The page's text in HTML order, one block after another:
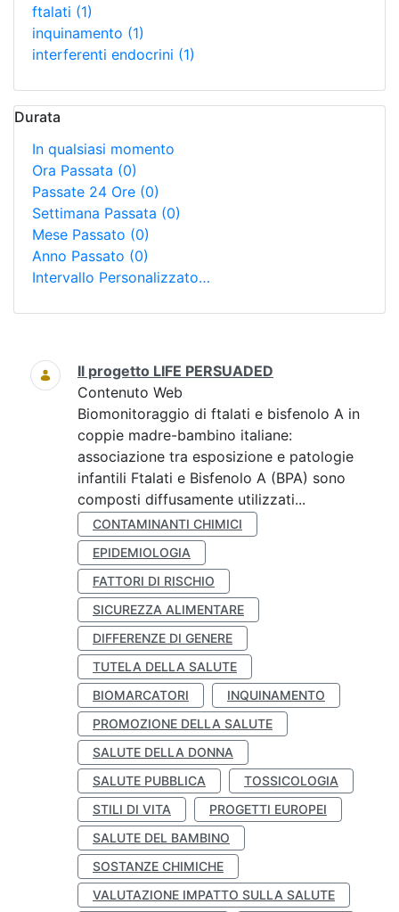
ftalati (1)
inquinamento (1)
interferenti endocrini (1)
Durata
In qualsiasi momento
Ora Passata (0)
Passate 24 Ore (0)
Settimana Passata (0)
Mese Passato (0)
Anno Passato (0)
Intervallo Personalizzato…
Ricerca
Il progetto LIFE PERSUADED
Contenuto Web
Biomonitoraggio di ftalati e bisfenolo A in
coppie madre-bambino italiane:
associazione tra esposizione e patologie
infantili Ftalati e Bisfenolo A (BPA) sono
composti diffusamente utilizzati...
CONTAMINANTI CHIMICI
EPIDEMIOLOGIA
FATTORI DI RISCHIO
SICUREZZA ALIMENTARE
DIFFERENZE DI GENERE
TUTELA DELLA SALUTE
BIOMARCATORI
INQUINAMENTO
PROMOZIONE DELLA SALUTE
SALUTE DELLA DONNA
SALUTE PUBBLICA
TOSSICOLOGIA
STILI DI VITA
PROGETTI EUROPEI
SALUTE DEL BAMBINO
SOSTANZE CHIMICHE
VALUTAZIONE IMPATTO SULLA SALUTE